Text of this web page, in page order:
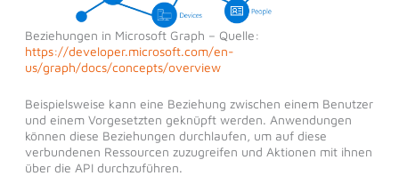
Beziehungen in Microsoft Graph – Quelle:
https://developer.microsoft.com/en-
us/graph/docs/concepts/overview
Beispielsweise kann eine Beziehung zwischen einem Benutzer
und einem Vorgesetzten geknüpft werden. Anwendungen
können diese Beziehungen durchlaufen, um auf diese
verbundenen Ressourcen zuzugreifen und Aktionen mit ihnen
über die API durchzuführen.